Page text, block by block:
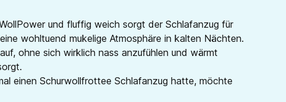
und fluffig weich sorgt der Schlafanzug für
wohltuend mukelige Atmosphäre in kalten Nächten.
ohne sich wirklich nass anzufühlen und wärmt
einen Schurwollfrottee Schlafanzug hatte, möchte